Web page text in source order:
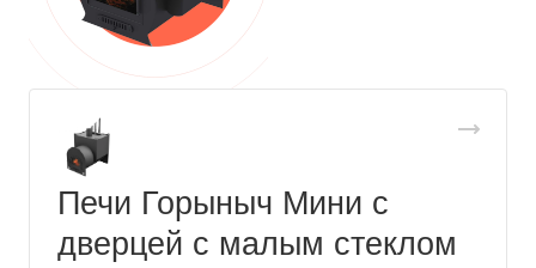
Печи Горыныч Мини с
дверцей с малым стеклом